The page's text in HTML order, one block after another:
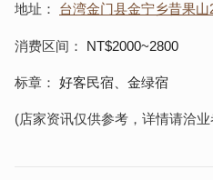
地址 台湾金门县金宁乡昔果山
消费区间 NT$2000~2800
标章 好客民宿、金绿宿
(店家资讯仅供参考，详情请洽业